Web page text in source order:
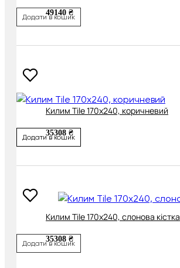
49140 ₴
Додати в кошик
Килим Tile 170х240, коричневий
35308 ₴
Додати в кошик
Килим Tile 170х240, слонова кістка
35308 ₴
Додати в кошик